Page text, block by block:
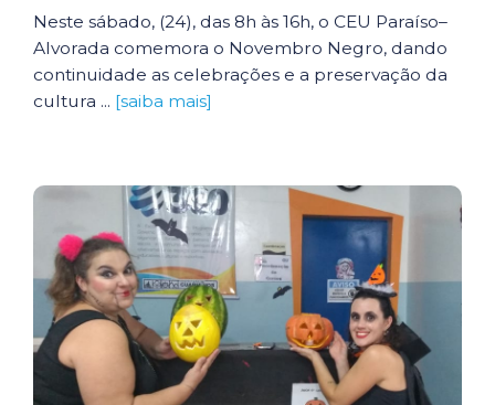
Neste sábado, (24), das 8h às 16h, o CEU Paraíso–
Alvorada comemora o Novembro Negro, dando
continuidade as celebrações e a preservação da
cultura ... [saiba mais]